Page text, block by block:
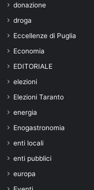
donazione
droga
Eccellenze di Puglia
Economia
EDITORIALE
elezioni
Elezioni Taranto
energia
Enogastronomia
enti locali
enti pubblici
europa